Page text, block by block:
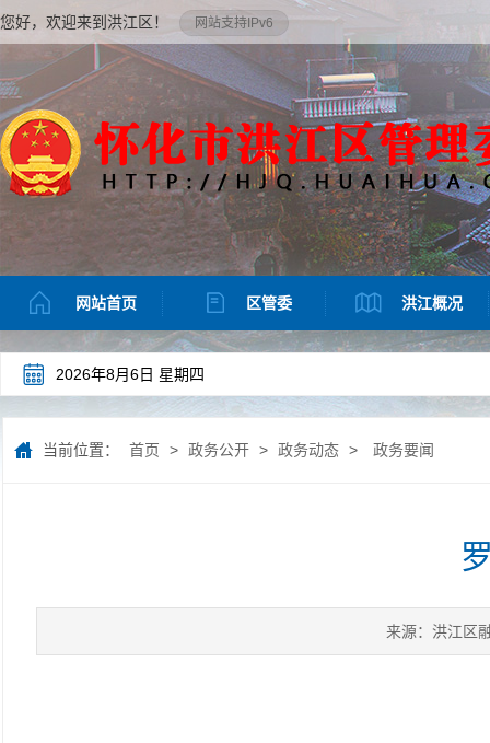
您好，欢迎来到洪江区！ 网站支持IPv6
网站首页 区管委 洪江概况
2026年8月6日 星期四
当前位置： 首页 > 政务公开 > 政务动态 > 政务要闻
来源：洪江区